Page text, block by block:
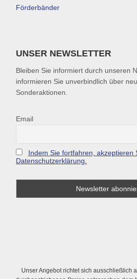
Förderbänder
UNSER NEWSLETTER
Bleiben Sie informiert durch unseren
informieren Sie unverbindlich über
Sonderaktionen.
Email
Indem Sie fortfahren, akzeptieren
Datenschutzerklärung.
Unser Angebot richtet sich ausschließlich